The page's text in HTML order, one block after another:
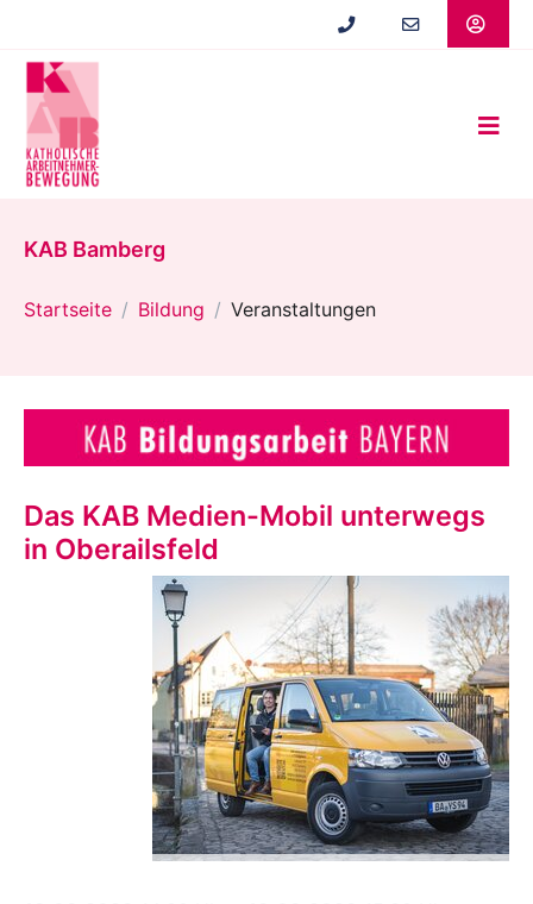
springen
KAB Bamberg
Startseite Bildung Veranstaltungen
Das KAB Medien-Mobil unterwegs
in Oberailsfeld